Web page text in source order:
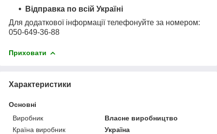
Відправка по всій Україні
Для додаткової інформації телефонуйте за номером:
050-649-36-88
Приховати
Характеристики
Основні
Виробник
Власне виробництво
Країна виробник
Україна